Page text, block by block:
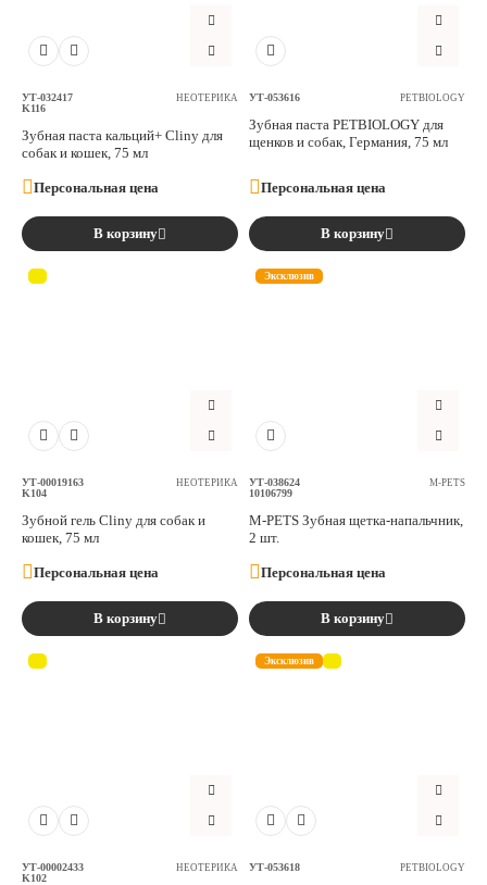
УТ-032417
K116
НЕОТЕРИКА
Зубная паста кальций+ Cliny для
собак и кошек, 75 мл
Персональная цена
В корзину
УТ-053616 PETBIOLOGY
Зубная паста PETBIOLOGY для
щенков и собак, Германия, 75 мл
Персональная цена
В корзину
УТ-00019163
K104
НЕОТЕРИКА
Зубной гель Cliny для собак и
кошек, 75 мл
Персональная цена
В корзину
Эксклюзив
УТ-038624
10106799
M-PETS
M-PETS Зубная щетка-напальчник,
2 шт.
Персональная цена
В корзину
УТ-00002433
K102
НЕОТЕРИКА
Эксклюзив
УТ-053618 PETBIOLOGY